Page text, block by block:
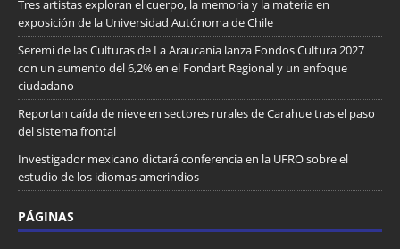
Tres artistas exploran el cuerpo, la memoria y la materia en
exposición de la Universidad Autónoma de Chile
Seremi de las Culturas de La Araucanía lanza Fondos Cultura 2027
con un aumento del 6,2% en el Fondart Regional y un enfoque
ciudadano
Reportan caída de nieve en sectores rurales de Carahue tras el paso
del sistema frontal
Investigador mexicano dictará conferencia en la UFRO sobre el
estudio de los idiomas amerindios
PÁGINAS